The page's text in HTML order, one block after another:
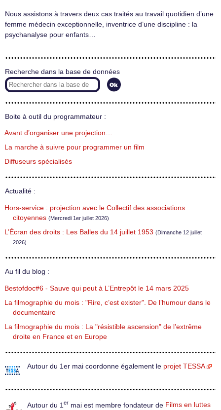
Nous assistons à travers deux cas traités au travail quotidien d’une
femme médecin exceptionnelle, inventrice d’une discipline : la
psychanalyse pour enfants…
Recherche dans la base de données
Boite à outil du programmateur :
Avant d’organiser une projection…
La marche à suivre pour programmer un film
Diffuseurs spécialisés
Actualité :
Hors-service : projection avec le Collectif des associations
citoyennes (Mercredi 1er juillet 2026)
L’Écran des droits : Les Balles du 14 juillet 1953 (Dimanche 12 juillet
2026)
Au fil du blog :
Bestofdoc#6 - Sauve qui peut à L’Entrepôt le 14 mars 2025
La filmographie du mois : "Rire, c’est exister". De l’humour dans le
documentaire
La filmographie du mois : La "résistible ascension" de l’extrême
droite en France et en Europe
Autour du 1er mai coordonne également le projet TESSA
Autour du 1 er mai est membre fondateur de Films en luttes